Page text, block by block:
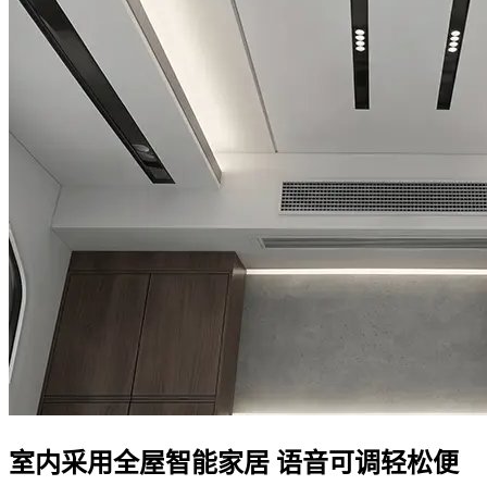
室内采用全屋智能家居 语音可调轻松便